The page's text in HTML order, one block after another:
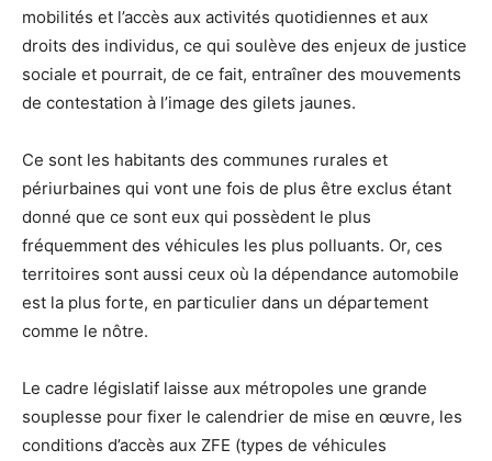
mobilités et l’accès aux activités quotidiennes et aux
droits des individus, ce qui soulève des enjeux de justice
sociale et pourrait, de ce fait, entraîner des mouvements
de contestation à l’image des gilets jaunes.
Ce sont les habitants des communes rurales et
périurbaines qui vont une fois de plus être exclus étant
donné que ce sont eux qui possèdent le plus
fréquemment des véhicules les plus polluants. Or, ces
territoires sont aussi ceux où la dépendance automobile
est la plus forte, en particulier dans un département
comme le nôtre.
Le cadre législatif laisse aux métropoles une grande
souplesse pour fixer le calendrier de mise en œuvre, les
conditions d’accès aux ZFE (types de véhicules